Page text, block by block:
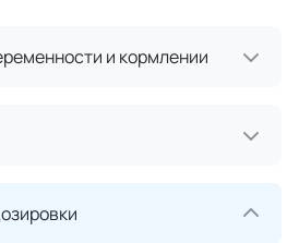
и кормлении